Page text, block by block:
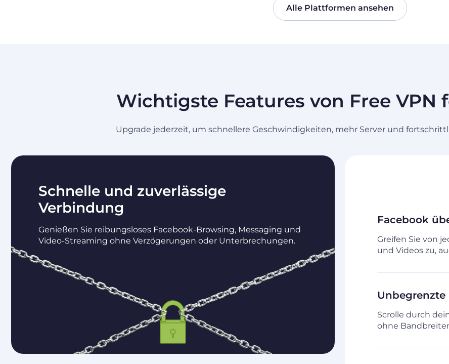
Alle Plattformen ansehen
Wichtigste Features von Free VPN
Upgrade jederzeit, um schnellere Geschwindigkeiten, mehr Server und
Schnelle und zuverlässige
Verbindung
Genießen Sie reibungsloses Facebook-Browsing, Messaging und
Video-Streaming ohne Verzögerungen oder Unterbrechungen.
Facebook
Greifen Sie von
und Videos zu,
Scrolle durch
ohne